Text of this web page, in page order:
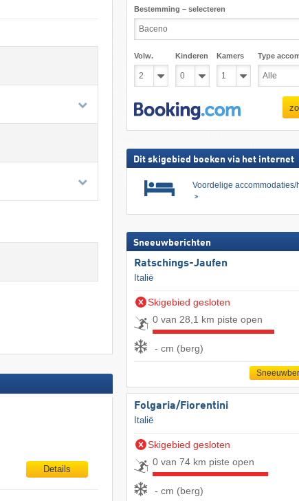
Details
Bestemming – selecteren
Volw. Kinderen Kamers Type
Dit skigebied boeken via het internet
Voordelige accommodaties/
Sneeuwberichten
Ratschings-Jaufen
Italië
Skigebied gesloten
0 van 28,1 km piste open
- cm (berg)
Folgaria/​Fiorentini
Italië
Skigebied gesloten
0 van 74 km piste open
- cm (berg)